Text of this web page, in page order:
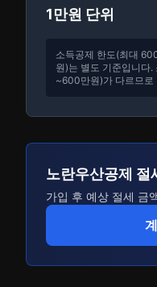
1만원 단위
소득공제 한도(최대
원)는 별도 기준입니다
~600만원)가 다르므로
노란우산공제 절
가입 후 예상 절세 금